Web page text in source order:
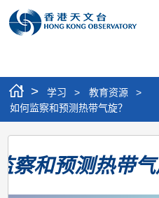
> 学习 > 教育资源
>
如何监察和预测热带气旋？
如
何
察和预测热带气